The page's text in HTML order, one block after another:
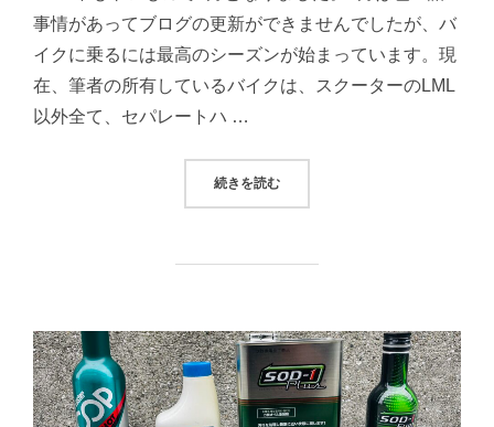
事情があってブログの更新ができませんでしたが、バ
イクに乗るには最高のシーズンが始まっています。現
在、筆者の所有しているバイクは、スクーターのLML
以外全て、セパレートハ …
続きを読む“ドゥカティ・モンスターの歴史を